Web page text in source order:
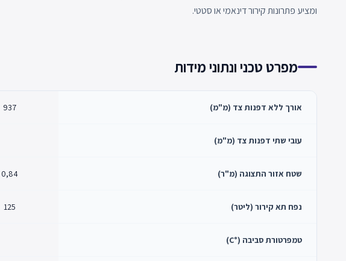
ומציע פתרונות קירור דינאמי או סטטי.
מפרט טכני ונתוני מידות
אורך ללא דפנות צד (מ"מ) 937
עובי שתי דפנות צד (מ"מ)
שטח אזור התצוגה (מ"ר) 0,84
נפח תא קירור (ליטר) 125
טמפרטורת סביבה (°C)